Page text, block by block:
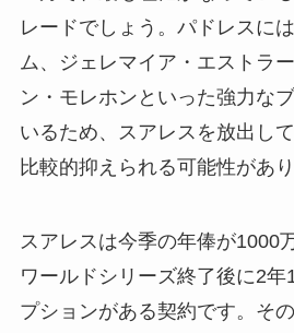
レードでしょう。パドレスに
ム、ジェレマイア・エストラ
ン・モレホンといった強力な
いるため、スアレスを放出し
比較的抑えられる可能性があり
スアレスは今季の年俸が1000
ワールドシリーズ終了後に2年
プションがある契約です。そ